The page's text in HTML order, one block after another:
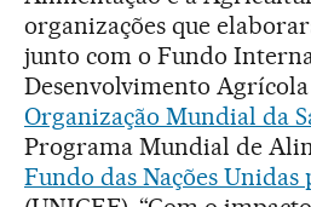
organizações que
junto com o Fundo
Desenvolvimento Agrícola
Organização Mundial da
Programa Mundial de
Fundo das Nações Unidas